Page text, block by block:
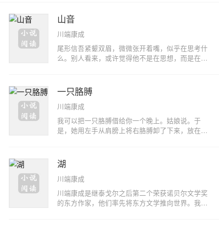
山音
川端康成
尾形信吾紧颦双眉，微微张开着嘴，似乎在思考什
么。别人看来，或许觉得他不是在思想，而是在悲
么。父亲用右手摘下帽子，放在膝上。修一默默地
将帽子拿过来，放到电车的行李架上。嗯，喏……
这时信吾有点难以启齿，前些日子回去的女佣叫什
么来着？您是说加代吧。对，是加代。她是什么时
候回去的？上星期四五天前啦。是五天前吗？她五
天前请假回家，现在竟连她的容貌。衣着都记不清
一只胳膊
川端康成
我可以把一只胳膊借给你一个晚上。姑娘说。于
是，她用左手从肩膀上将右胳膊卸了下来，放在我
它是我的胳膊呀！姑娘笑眯眯地在我的胸前扬起左
手。拜托了……只剩下左胳膊的姑娘，难以把戒指
脱下来。那不是订婚戒指吗？我说。不是，这是母
亲的遗物。
湖
川端康成
川端康成是继泰戈尔之后第二个荣获诺贝尔文学奖
的东方作家，他们率先将东方文学推向世界。我们